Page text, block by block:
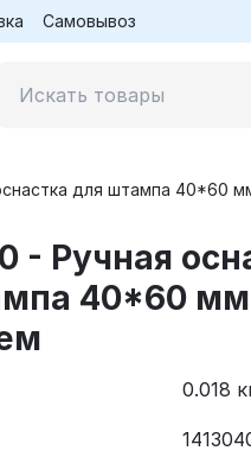
Самовывоз
для штампа 40*60
- Ручная
40*60
0.018